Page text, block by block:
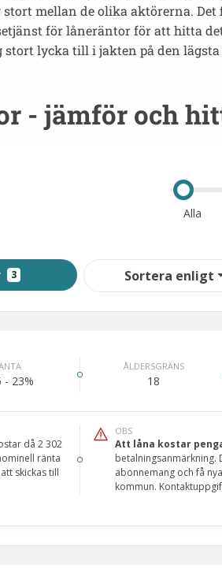
mellan de olika aktörerna.
för låneräntor för att hitta
lycka till i jakten på den
- jämför och